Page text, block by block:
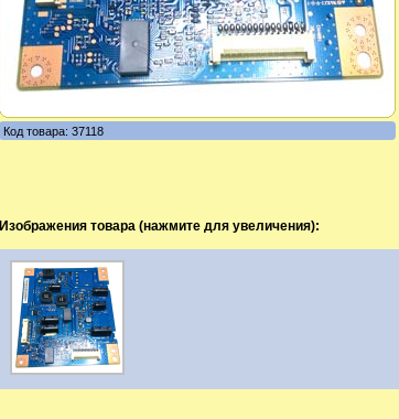
Код товара: 37118
Изображения товара (нажмите для увеличения):